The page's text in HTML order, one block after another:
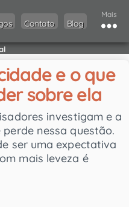
Contato Blog
Mais
e o que
sobre ela
investigam e a
nessa questão.
ser uma expectativa
mais leveza é